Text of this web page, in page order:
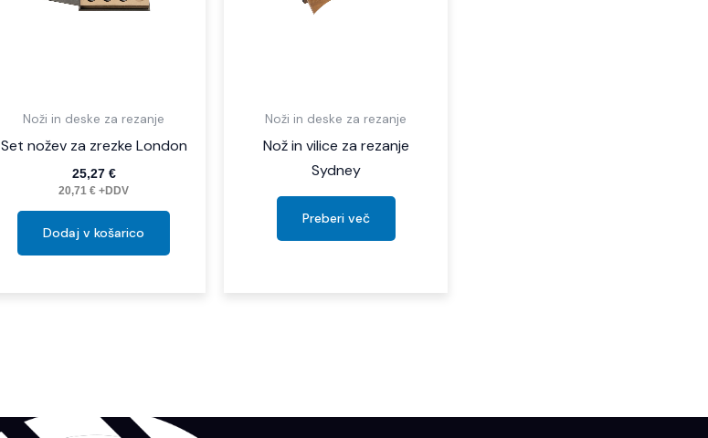
Noži in deske za rezanje
Set nožev za zrezke London
25,27 €
20,71€ +DDV
Dodaj v košarico
Noži in deske za rezanje
Nož in vilice za rezanje
Sydney
Preberi več